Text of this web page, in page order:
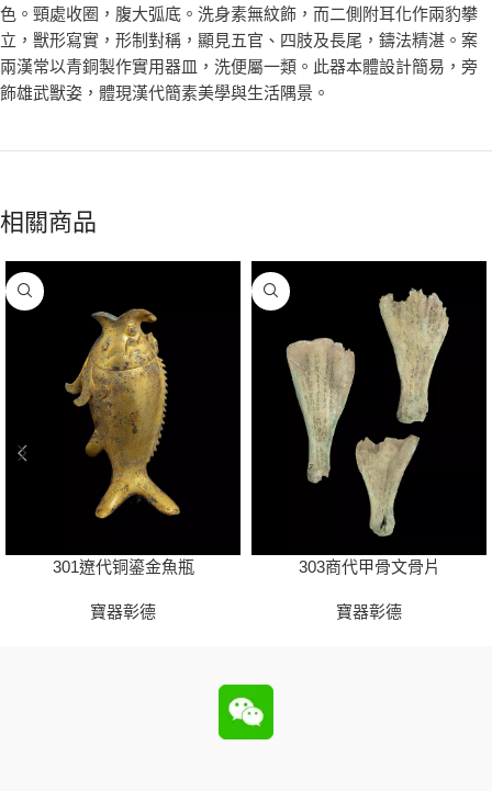
色。頸處收圈，腹大弧底。洗身素無紋飾，而二側附耳化作兩豹攀
立，獸形寫實，形制對稱，顯見五官、四肢及長尾，鑄法精湛。案
兩漢常以青銅製作實用器皿，洗便屬一類。此器本體設計簡易，旁
飾雄武獸姿，體現漢代簡素美學與生活隅景。
相關商品
301遼代铜鎏金魚瓶
寶器彰德
303商代甲骨文骨片
寶器彰德